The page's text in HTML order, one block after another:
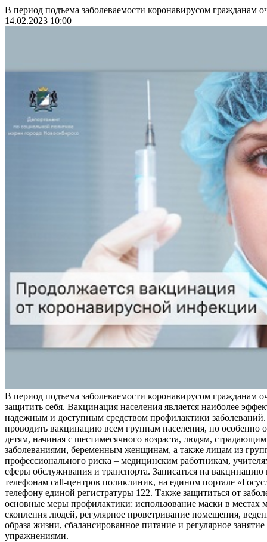
В период подъема заболеваемости коронавирусом гражданам
14.02.2023 10:00
В период подъема заболеваемости коронавирусом гражданам
защитить себя. Вакцинация населения является наиболее
надежным и доступным средством профилактики заболеваний.
проводить вакцинацию всем группам населения, но особенно
детям, начиная с шестимесячного возраста, людям,
заболеваниями, беременным женщинам, а также лицам из
профессионального риска – медицинским работникам,
сферы обслуживания и транспорта. Записаться на
телефонам call-центров поликлиник, на едином портале
телефону единой регистратуры 122. Также защититься от
основные меры профилактики: использование маски в местах
скопления людей, регулярное проветривание помещения,
образа жизни, сбалансированное питание и регулярное
упражнениями.